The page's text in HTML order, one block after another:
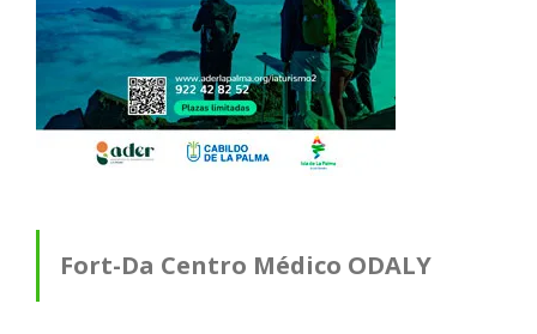
Fort-Da Centro Médico ODALY